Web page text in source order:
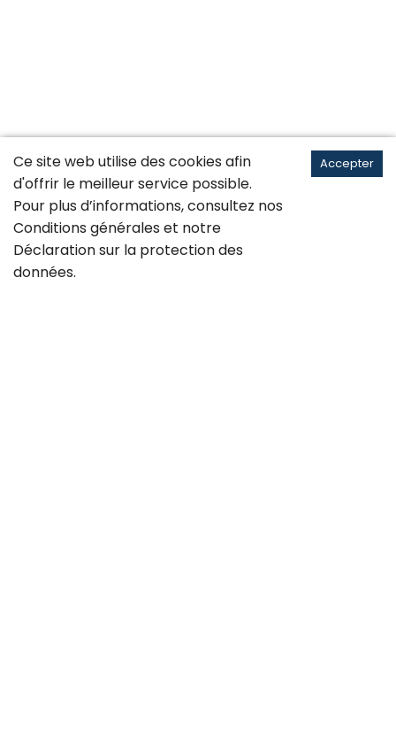
Ce site web utilise des cookies afin
d'offrir le meilleur service possible.
Pour plus d’informations, consultez nos
Conditions générales et notre
Déclaration sur la protection des
données.
Accepter